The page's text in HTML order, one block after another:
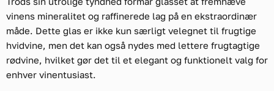
vinens mineralitet og raffinerede lag på en ekstraordinær
måde. Dette glas er ikke kun særligt velegnet til frugtige
hvidvine, men det kan også nydes med lettere frugtagtige
rødvine, hvilket gør det til et elegant og funktionelt valg for
enhver vinentusiast.